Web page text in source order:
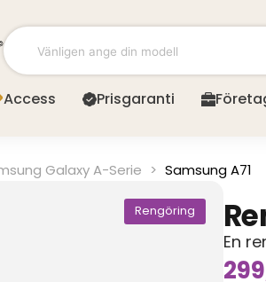
Access Prisgaranti
Galaxy A-Serie > Samsung A71
Rengöring
En